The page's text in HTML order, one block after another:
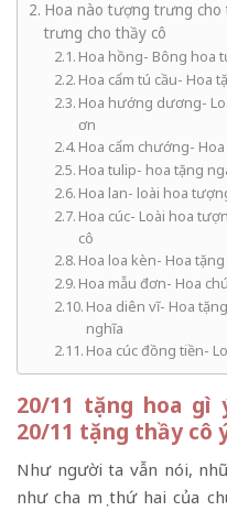
Hoa nào tượng trưng
trưng cho thầy cô
Hoa hồng- Bông hoa
Hoa cẩm tú cầu- Hoa
Hoa hướng dương-
ơn
Hoa cẩm chướng-
Hoa tulip- hoa tặng
Hoa lan- loài hoa
Hoa cúc- Loài hoa
cô
Hoa loa kèn- Hoa
Hoa mẫu đơn- Hoa
Hoa diên vĩ- Hoa
nghĩa
Hoa cúc đồng tiền-
20/11 tặng hoa gì
20/11 tặng thầy cô
Như người ta vẫn nói,
như cha mẹ thứ hai của